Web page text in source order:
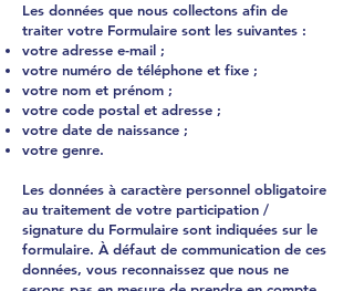
Les données que nous collectons afin de
traiter votre Formulaire sont les suivantes :
votre adresse e-mail ;
votre numéro de téléphone et fixe ;
votre nom et prénom ;
votre code postal et adresse ;
votre date de naissance ;
votre genre.
Les données à caractère personnel obligatoire
au traitement de votre participation /
signature du Formulaire sont indiquées sur le
formulaire. À défaut de communication de ces
données, vous reconnaissez que nous ne